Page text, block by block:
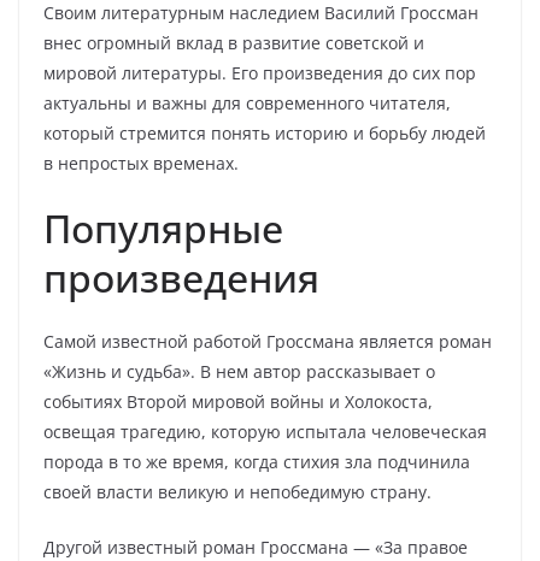
Своим литературным наследием Василий Гроссман
внес огромный вклад в развитие советской и
мировой литературы. Его произведения до сих пор
актуальны и важны для современного читателя,
который стремится понять историю и борьбу людей
в непростых временах.
Популярные
произведения
Самой известной работой Гроссмана является роман
«Жизнь и судьба». В нем автор рассказывает о
событиях Второй мировой войны и Холокоста,
освещая трагедию, которую испытала человеческая
порода в то же время, когда стихия зла подчинила
своей власти великую и непобедимую страну.
Другой известный роман Гроссмана — «За правое